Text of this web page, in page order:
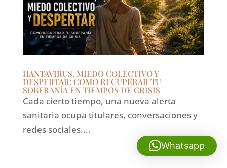
HANTAVIRUS, MIEDO COLECTIVO Y
DESPERTAR: COMO RECUPERAR TU
SOBERANÍA EN TIEMPOS DE CRISIS
Cada cierto tiempo, una nueva alerta
sanitaria ocupa titulares, conversaciones y
redes sociales....
Whatsapp